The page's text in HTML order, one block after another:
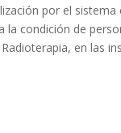
por el
la condición de
en las